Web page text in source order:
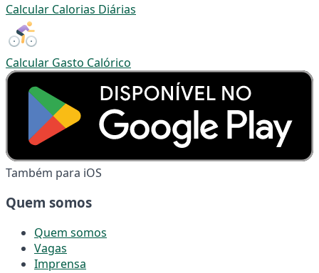
Calcular Calorias Diárias
Calcular Gasto Calórico
Também para iOS
Quem somos
Quem somos
Vagas
Imprensa